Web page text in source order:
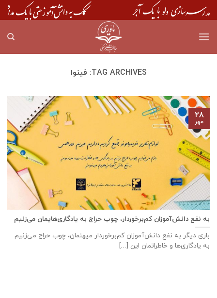
Skip
to
TAG ARCHIVES: فینوا
به نفع دانش‌آموزان کم‌برخوردار، چوب حراج به یادگاری‌هایمان می‌زنیم
باری دیگر به نفع دانش‌آموزان کم‌برخوردار میهنمان، چوب حراج می‌زنیم
به یادگاری‌ها و خاطراتمان این [...]
۲۸
مهر